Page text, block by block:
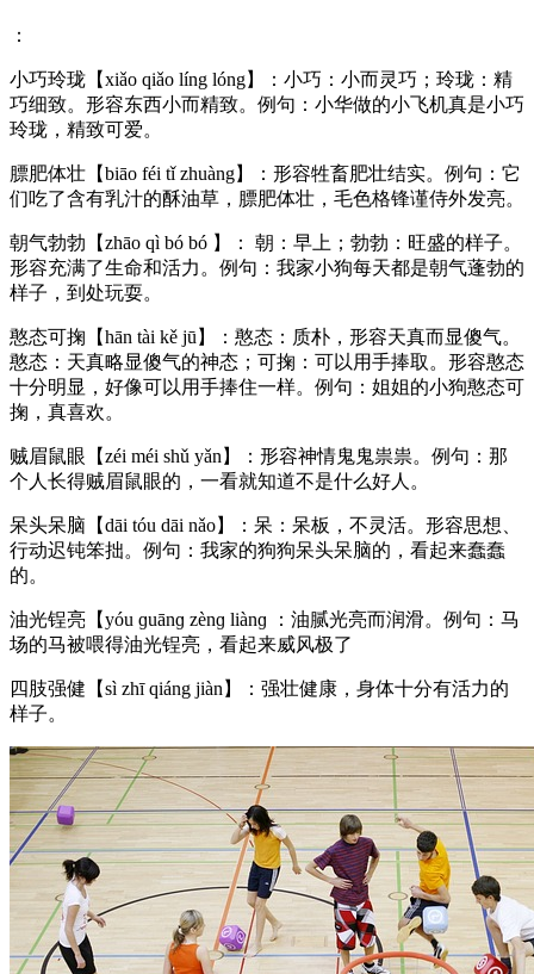
：
小巧玲珑【xiǎo qiǎo líng lóng】：小巧：小而灵巧；玲珑：精
巧细致。形容东西小而精致。例句：小华做的小飞机真是小巧
玲珑，精致可爱。
膘肥体壮【biāo féi tǐ zhuàng】：形容牲畜肥壮结实。例句：它
们吃了含有乳汁的酥油草，膘肥体壮，毛色格锋谨侍外发亮。
朝气勃勃【zhāo qì bó bó 】： 朝：早上；勃勃：旺盛的样子。
形容充满了生命和活力。例句：我家小狗每天都是朝气蓬勃的
样子，到处玩耍。
憨态可掬【hān tài kě jū】：憨态：质朴，形容天真而显傻气。
憨态：天真略显傻气的神态；可掬：可以用手捧取。形容憨态
十分明显，好像可以用手捧住一样。例句：姐姐的小狗憨态可
掬，真喜欢。
贼眉鼠眼【zéi méi shǔ yǎn】：形容神情鬼鬼祟祟。例句：那
个人长得贼眉鼠眼的，一看就知道不是什么好人。
呆头呆脑【dāi tóu dāi nǎo】：呆：呆板，不灵活。形容思想、
行动迟钝笨拙。例句：我家的狗狗呆头呆脑的，看起来蠢蠢
的。
油光锃亮【yóu ɡuānɡ zènɡ liànɡ ：油腻光亮而润滑。例句：马
场的马被喂得油光锃亮，看起来威风极了
四肢强健【sì zhī qiáng jiàn】：强壮健康，身体十分有活力的
样子。